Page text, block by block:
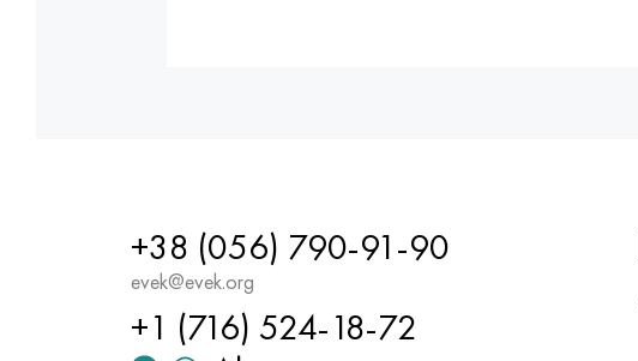
+38 (056) 790-91-90
evek@evek.org
+1 (716) 524-18-72